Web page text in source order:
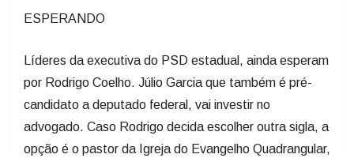
ESPERANDO
Líderes da executiva do PSD estadual, ainda esperam
por Rodrigo Coelho. Júlio Garcia que também é pré-
candidato a deputado federal, vai investir no
advogado. Caso Rodrigo decida escolher outra sigla, a
opção é o pastor da Igreja do Evangelho Quadrangular,